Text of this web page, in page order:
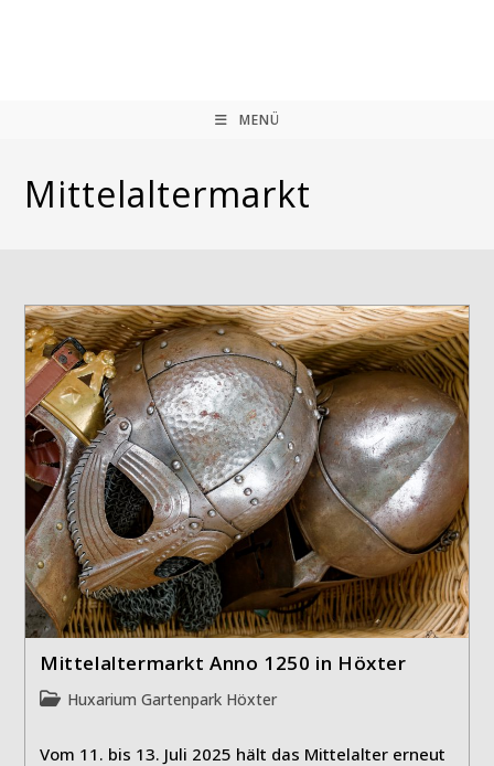
MENÜ
Mittelaltermarkt
Mittelaltermarkt Anno 1250 in Höxter
Beitrags-
Huxarium Gartenpark Höxter
Vom 11. bis 13. Juli 2025 hält das Mittelalter erneut